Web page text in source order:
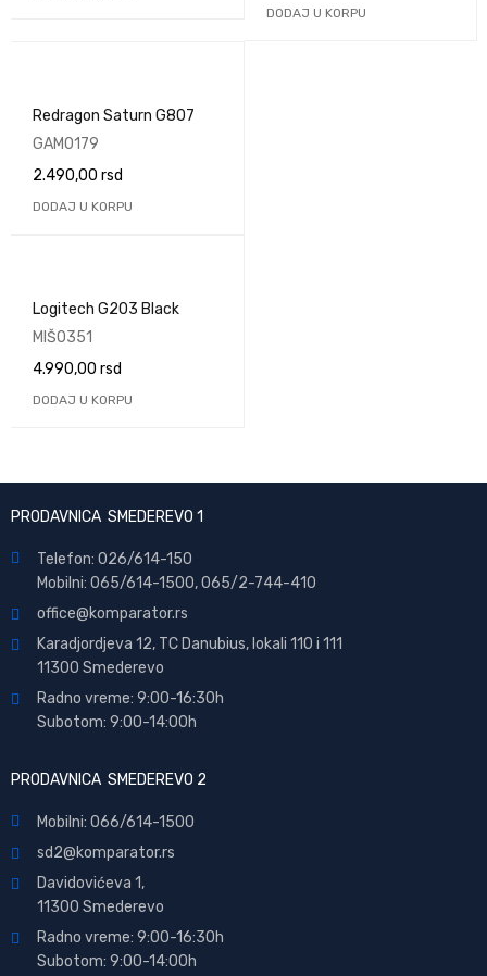
DODAJ U KORPU
Redragon Saturn G807
GAM0179
2.490,00 rsd
DODAJ U KORPU
Logitech G203 Black
MIŠ0351
4.990,00 rsd
DODAJ U KORPU
PRODAVNICA SMEDEREVO 1
Telefon: 026/614-150
Mobilni: 065/614-1500, 065/2-744-410
office@komparator.rs
Karadjordjeva 12, TC Danubius, lokali 110 i 111
11300 Smederevo
Radno vreme: 9:00-16:30h
Subotom: 9:00-14:00h
PRODAVNICA SMEDEREVO 2
Mobilni: 066/614-1500
sd2@komparator.rs
Davidovićeva 1,
11300 Smederevo
Radno vreme: 9:00-16:30h
Subotom: 9:00-14:00h